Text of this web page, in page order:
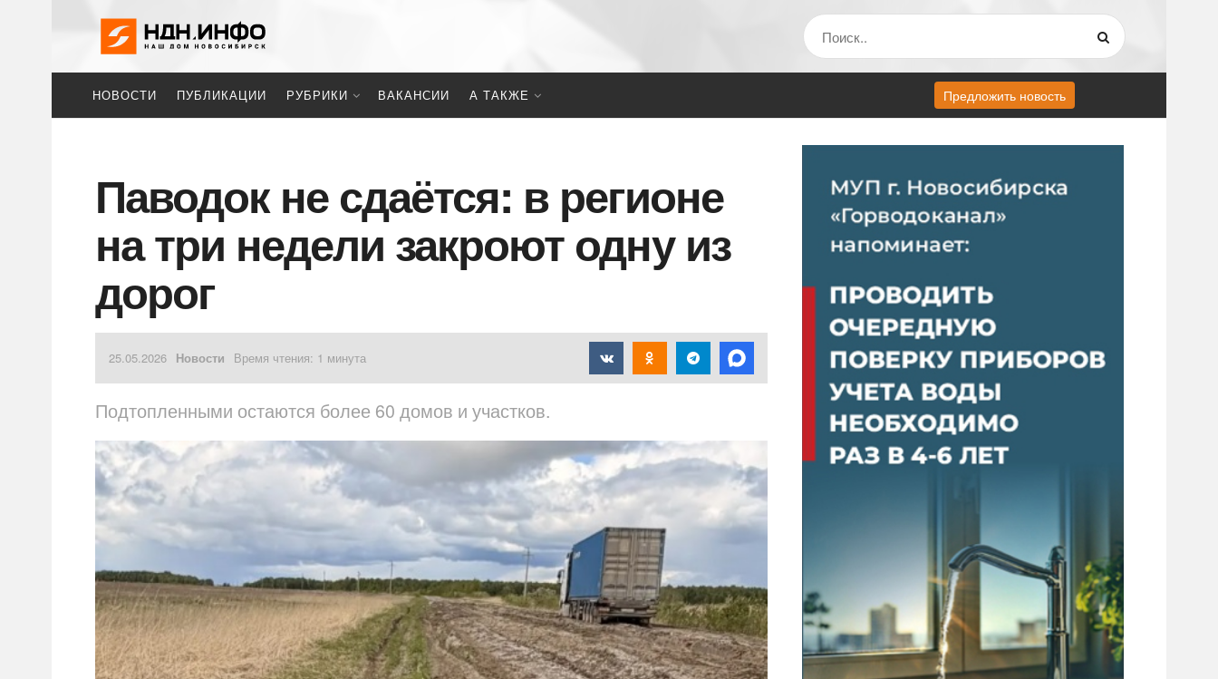
НОВОСТИ ПУБЛИКАЦИИ РУБРИКИ ВАКАНСИИ А ТАКЖЕ Предложить новость
Паводок не сдаётся: в регионе
на три недели закроют одну из
дорог
25.05.2026 Новости Время чтения: 1 минута
Подтопленными остаются более 60 домов и участков.